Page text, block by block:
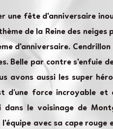
une fête d'anniversaire
de la Reine des
d'anniversaire.
Belle par contre s'enfuie
avons aussi les super
d’une force incroyable et
dans le voisinage de
avec sa cape